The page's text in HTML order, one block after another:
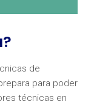
de
para poder
técnicas en